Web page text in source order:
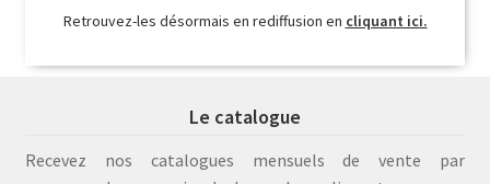
Retrouvez-les désormais en rediffusion en cliquant ici.
Le catalogue
Recevez nos catalogues mensuels de vente par